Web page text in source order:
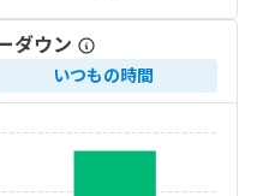
ダウン
いつもの時間